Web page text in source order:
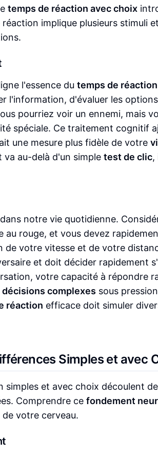
temps de réaction avec choix
réaction implique plusieurs stimuli
l'essence du temps de
l'information, d'évaluer les
pourriez voir un ennemi, mais
spéciale. Ce traitement cognitif
une mesure plus fidèle de votre
va au-delà d'un simple test de clic,
notre vie quotidienne.
au rouge, et vous devez
votre vitesse et de votre
et doit décider rapidement
votre capacité à répondre
décisions complexes sous
réaction efficace doit simuler
Simples et avec
et avec choix découlent
Comprendre ce fondement
votre cerveau.